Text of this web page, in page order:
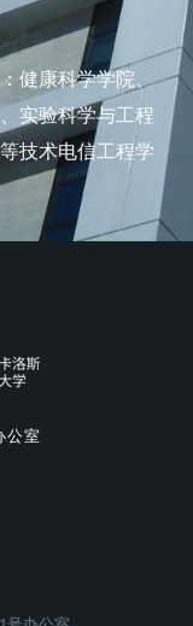
健康科学学院、
实验科学与工程
技术电信工程学
公室